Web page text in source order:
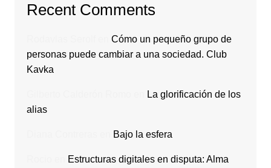
Recent Comments
Cómo un pequeño grupo de
personas puede cambiar a una sociedad. Club
Kavka
La glorificación de los
alias
Bajo la esfera
Estructuras digitales en disputa: Alma